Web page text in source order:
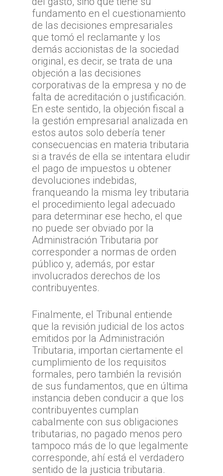
fundamento en el cuestionamiento
de las decisiones empresariales
que tomó el reclamante y los
demás accionistas de la sociedad
original, es decir, se trata de una
objeción a las decisiones
corporativas de la empresa y no de
falta de acreditación o justificación.
En este sentido, la objeción fiscal a
la gestión empresarial analizada en
estos autos solo debería tener
consecuencias en materia tributaria
si a través de ella se intentara eludir
el pago de impuestos u obtener
devoluciones indebidas,
franqueando la misma ley tributaria
el procedimiento legal adecuado
para determinar ese hecho, el que
no puede ser obviado por la
Administración Tributaria por
corresponder a normas de orden
público y, además, por estar
involucrados derechos de los
contribuyentes.
Finalmente, el Tribunal entiende
que la revisión judicial de los actos
emitidos por la Administración
Tributaria, importan ciertamente el
cumplimiento de los requisitos
formales, pero también la revisión
de sus fundamentos, que en última
instancia deben conducir a que los
contribuyentes cumplan
cabalmente con sus obligaciones
tributarias, no pagado menos pero
tampoco más de lo que legalmente
corresponde, ahí está el verdadero
sentido de la justicia tributaria.